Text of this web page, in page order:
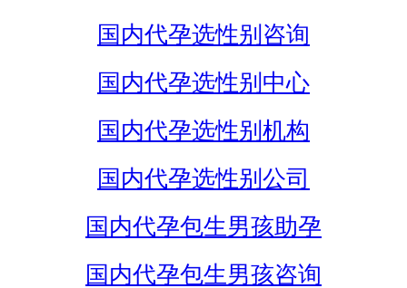
国内代孕选性别咨询
国内代孕选性别中心
国内代孕选性别机构
国内代孕选性别公司
国内代孕包生男孩助孕
国内代孕包生男孩咨询